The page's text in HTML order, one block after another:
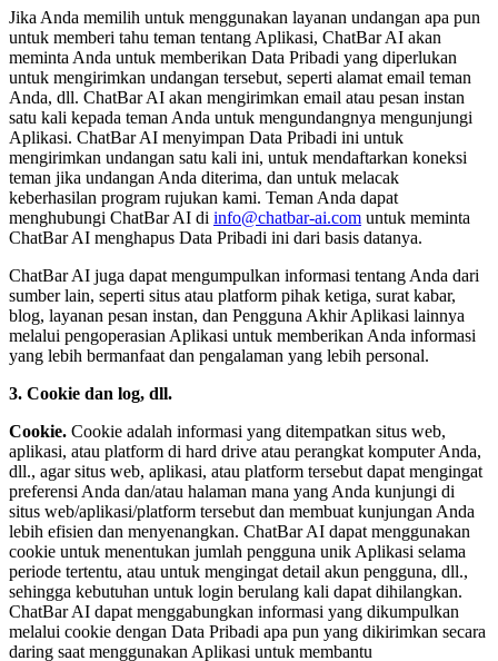
Jika Anda memilih untuk menggunakan layanan undangan apa pun
untuk memberi tahu teman tentang Aplikasi, ChatBar AI akan
meminta Anda untuk memberikan Data Pribadi yang diperlukan
untuk mengirimkan undangan tersebut, seperti alamat email teman
Anda, dll. ChatBar AI akan mengirimkan email atau pesan instan
satu kali kepada teman Anda untuk mengundangnya mengunjungi
Aplikasi. ChatBar AI menyimpan Data Pribadi ini untuk
mengirimkan undangan satu kali ini, untuk mendaftarkan koneksi
teman jika undangan Anda diterima, dan untuk melacak
keberhasilan program rujukan kami. Teman Anda dapat
menghubungi ChatBar AI di info@chatbar-ai.com untuk meminta
ChatBar AI menghapus Data Pribadi ini dari basis datanya.
ChatBar AI juga dapat mengumpulkan informasi tentang Anda dari
sumber lain, seperti situs atau platform pihak ketiga, surat kabar,
blog, layanan pesan instan, dan Pengguna Akhir Aplikasi lainnya
melalui pengoperasian Aplikasi untuk memberikan Anda informasi
yang lebih bermanfaat dan pengalaman yang lebih personal.
3. Cookie dan log, dll.
Cookie. Cookie adalah informasi yang ditempatkan situs web,
aplikasi, atau platform di hard drive atau perangkat komputer Anda,
dll., agar situs web, aplikasi, atau platform tersebut dapat mengingat
preferensi Anda dan/atau halaman mana yang Anda kunjungi di
situs web/aplikasi/platform tersebut dan membuat kunjungan Anda
lebih efisien dan menyenangkan. ChatBar AI dapat menggunakan
cookie untuk menentukan jumlah pengguna unik Aplikasi selama
periode tertentu, atau untuk mengingat detail akun pengguna, dll.,
sehingga kebutuhan untuk login berulang kali dapat dihilangkan.
ChatBar AI dapat menggabungkan informasi yang dikumpulkan
melalui cookie dengan Data Pribadi apa pun yang dikirimkan secara
daring saat menggunakan Aplikasi untuk membantu